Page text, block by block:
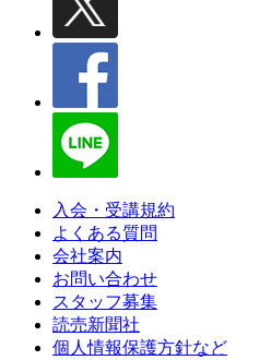
入会・受講規約
よくある質問
会社案内
お問い合わせ
スタッフ募集
読売新聞社
個人情報保護方針など